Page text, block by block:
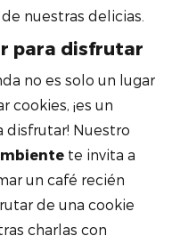
nuestras delicias.
para disfrutar
no es solo un lugar
cookies, ¡es un
disfrutar! Nuestro
te invita a
un café recién
de una cookie
charlas con